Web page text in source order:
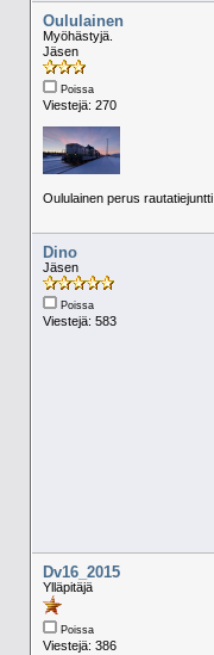
Oululainen
Myöhästyjä.
Jäsen
Poissa
Viestejä: 270
Oululainen perus rautatiejuntti.
Dino
Jäsen
Poissa
Viestejä: 583
Dv16_2015
Ylläpitäjä
Poissa
Viestejä: 386